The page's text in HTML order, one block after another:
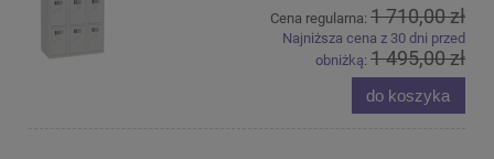
Cena regularna: 1 710,00 zł
Najniższa cena z 30 dni przed
obniżką: 1 495,00 zł
do koszyka